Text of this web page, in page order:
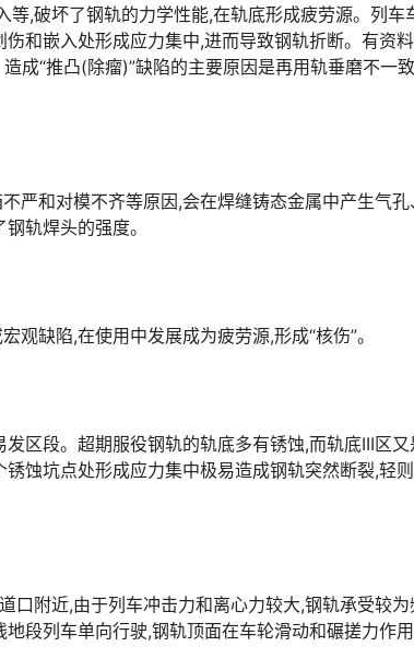
,破坏了钢轨的力学性能,在轨底形成疲劳源。列车
和嵌入处形成应力集中,进而导致钢轨折断。有资
成“推凸(除瘤)”缺陷的主要原因是再用轨垂磨不一
严和对模不齐等原因,会在焊缝铸态金属中产生气孔
轨焊头的强度。󠅅󠅃󠄵󠅂󠄪󠇖󠆨󠆨󠇕󠆞󠆒󠅬󠇘󠆭󠆘󠇙󠆝󠅵󠇗󠆭󠆁󠄐󠇗󠅹󠅸󠇖󠆍󠅳󠇖󠅹󠅰󠇖󠆌󠅹
观缺陷,在使用中发展成为疲劳源,形成“核伤”。
区段。超期服役钢轨的轨底多有锈蚀,而轨底III区又
蚀坑点处形成应力集中极易造成钢轨突然断裂,轻
口附近,由于列车冲击力和离心力较大,钢轨承受较为
段列车单向行驶,钢轨顶面在车轮滑动和碾搓力作